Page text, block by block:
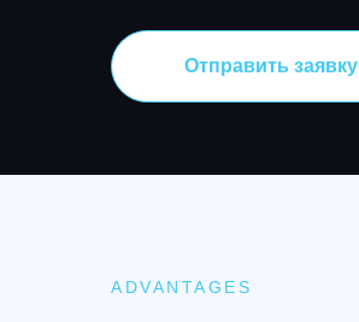
Отправить заявку
ADVANTAGES